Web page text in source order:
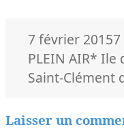
Publié
le
7 février 2015
PLEIN AIRMots-
clés
* Ile
Saint-Clément
Laisser un